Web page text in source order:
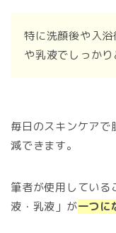
特に洗顔後や入
や乳液でしっか
毎日のスキンケアで
減できます。
筆者が使用している
液・乳液」が一つに